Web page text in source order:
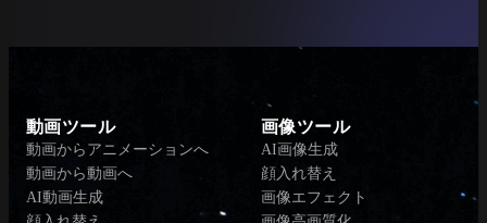
動画ツール
動画からアニメーションへ
動画から動画へ
AI動画生成
画像ツール
AI画像生成
顔入れ替え
画像エフェクト